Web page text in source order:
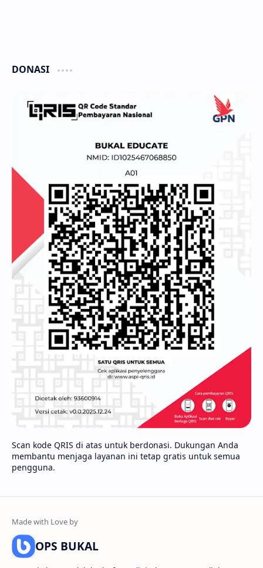
DONASI
Scan kode QRIS di atas untuk berdonasi. Dukungan Anda
membantu menjaga layanan ini tetap gratis untuk semua
pengguna.
OPS BUKAL